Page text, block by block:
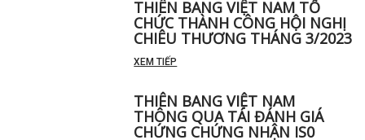
THIÊN BANG VIỆT NAM TỔ
CHỨC THÀNH CÔNG HỘI NGHỊ
CHIÊU THƯƠNG THÁNG 3/2023
XEM TIẾP
THIÊN BANG VIỆT NAM
THÔNG QUA TÁI ĐÁNH GIÁ
CHỨNG CHỨNG NHẬN IS0